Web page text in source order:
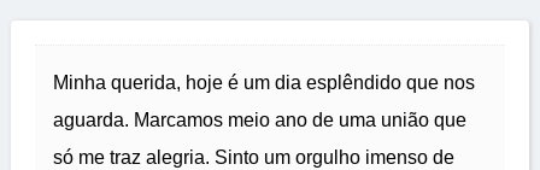
Minha querida, hoje é um dia esplêndido que nos
aguarda. Marcamos meio ano de uma união que
só me traz alegria. Sinto um orgulho imenso de